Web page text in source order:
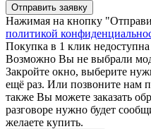
Отправить заявку
Нажимая на кнопку
политикой
Покупка в 1 клик недоступна
Возможно Вы не выбрали
Закройте окно, выберите
ещё раз. Или позвоните нам
также Вы можете заказать
разговоре нужно будет
желаете купить.